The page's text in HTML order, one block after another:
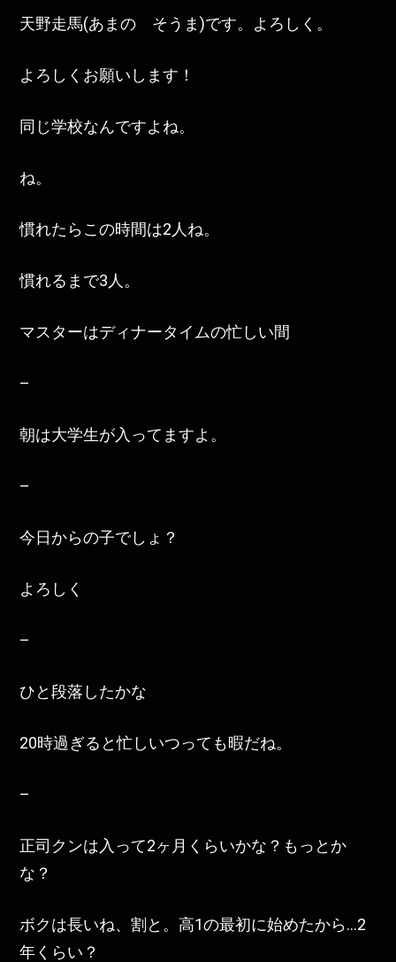
天野走馬(あまの そうま)です。よろしく。
よろしくお願いします！
同じ学校なんですよね。
ね。
慣れたらこの時間は2人ね。
慣れるまで3人。
マスターはディナータイムの忙しい間
–
朝は大学生が入ってますよ。
–
今日からの子でしょ？
よろしく
–
ひと段落したかな
20時過ぎると忙しいつっても暇だね。
–
正司クンは入って2ヶ月くらいかな？もっとか
な？
ボクは長いね、割と。高1の最初に始めたから…2
年くらい？